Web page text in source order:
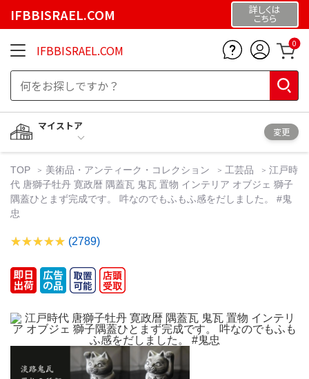
IFBBISRAEL.COM 詳しくは
こちら
IFBBISRAEL.COM 0
マイストア
変更
TOP 美術品・アンティーク・コレクション 工芸品
江戸時
代 唐獅子牡丹 寛政暦 隅蓋瓦 鬼瓦 置物 インテリア オブジェ 獅子
隅蓋ひとまず完成です。 吽なのでもふもふ感をだしました。 #鬼
忠
(2789)